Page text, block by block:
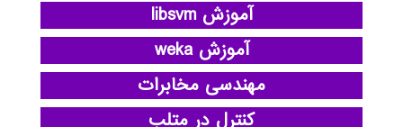
آموزش libsvm
آموزش weka
مهندسی مخابرات
کنترل در متلب